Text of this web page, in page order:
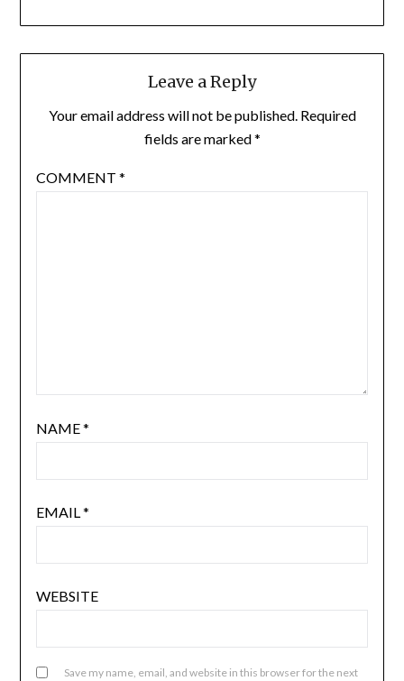
Leave a Reply
Your email address will not be published. Required
fields are marked*
COMMENT *
NAME*
EMAIL*
WEBSITE
Save my name, email, and website in this browser for the next